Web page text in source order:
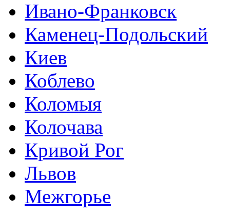
Ивано-Франковск
Каменец-Подольский
Киев
Коблево
Коломыя
Колочава
Кривой Рог
Львов
Межгорье